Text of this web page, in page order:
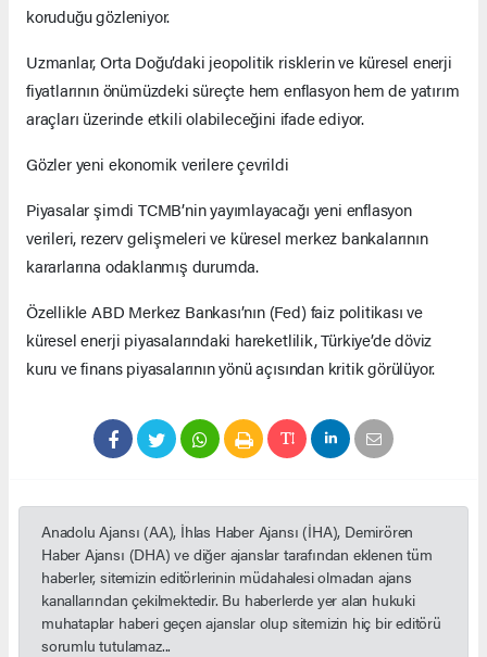
koruduğu gözleniyor.
Uzmanlar, Orta Doğu’daki jeopolitik risklerin ve küresel enerji
fiyatlarının önümüzdeki süreçte hem enflasyon hem de yatırım
araçları üzerinde etkili olabileceğini ifade ediyor.
Gözler yeni ekonomik verilere çevrildi
Piyasalar şimdi TCMB’nin yayımlayacağı yeni enflasyon
verileri, rezerv gelişmeleri ve küresel merkez bankalarının
kararlarına odaklanmış durumda.
Özellikle ABD Merkez Bankası’nın (Fed) faiz politikası ve
küresel enerji piyasalarındaki hareketlilik, Türkiye’de döviz
kuru ve finans piyasalarının yönü açısından kritik görülüyor.
Anadolu Ajansı (AA), İhlas Haber Ajansı (İHA), Demirören
Haber Ajansı (DHA) ve diğer ajanslar tarafından eklenen tüm
haberler, sitemizin editörlerinin müdahalesi olmadan ajans
kanallarından çekilmektedir. Bu haberlerde yer alan hukuki
muhataplar haberi geçen ajanslar olup sitemizin hiç bir editörü
sorumlu tutulamaz...